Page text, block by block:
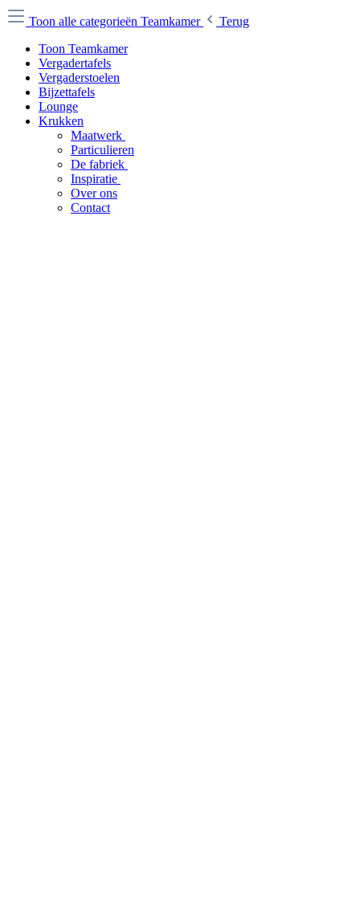
Toon alle categorieën Teamkamer
Terug
Toon Teamkamer
Vergadertafels
Vergaderstoelen
Bijzettafels
Lounge
Krukken
Maatwerk
Particulieren
De fabriek
Inspiratie
Over ons
Contact